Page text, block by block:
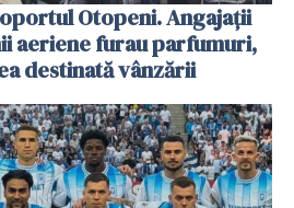
Otopeni. Angajații
aeriene furau parfumuri,
destinată vânzării